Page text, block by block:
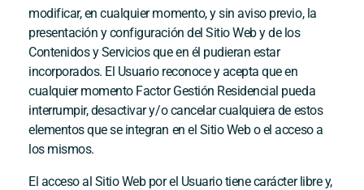
modificar, en cualquier momento, y sin aviso previo, la
presentación y configuración del Sitio Web y de los
Contenidos y Servicios que en él pudieran estar
incorporados. El Usuario reconoce y acepta que en
cualquier momento Factor Gestión Residencial pueda
interrumpir, desactivar y/o cancelar cualquiera de estos
elementos que se integran en el Sitio Web o el acceso a
los mismos.
El acceso al Sitio Web por el Usuario tiene carácter libre y,